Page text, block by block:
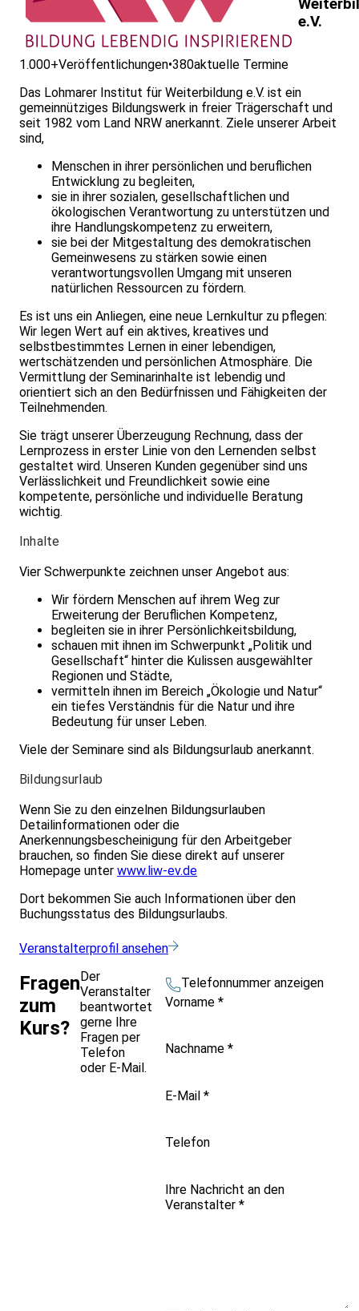
e.V.
1.000+Veröffentlichungen•380aktuelle Termine
Das Lohmarer Institut für Weiterbildung e.V. ist ein
gemeinnütziges Bildungswerk in freier Trägerschaft und
seit 1982 vom Land NRW anerkannt. Ziele unserer Arbeit
sind,
Menschen in ihrer persönlichen und beruflichen
Entwicklung zu begleiten,
sie in ihrer sozialen, gesellschaftlichen und
ökologischen Verantwortung zu unterstützen und
ihre Handlungskompetenz zu erweitern,
sie bei der Mitgestaltung des demokratischen
Gemeinwesens zu stärken sowie einen
verantwortungsvollen Umgang mit unseren
natürlichen Ressourcen zu fördern.
Es ist uns ein Anliegen, eine neue Lernkultur zu pflegen:
Wir legen Wert auf ein aktives, kreatives und
selbstbestimmtes Lernen in einer leben­digen,
wertschätzenden und persönlichen Atmosphäre. Die
Vermittlung der Seminarinhalte ist lebendig und
orientiert sich an den Bedürfnissen und Fähigkeiten der
Teilnehmenden.
Sie trägt unserer Überzeugung Rechnung, dass der
Lernprozess in erster Linie von den Lernenden selbst
gestaltet wird. Unseren Kunden gegenüber sind uns
Verlässlichkeit und Freundlichkeit sowie eine
kompetente, persönliche und individuelle Beratung
wichtig.
Inhalte
Vier Schwerpunkte zeichnen unser Angebot aus:
Wir fördern Menschen auf ihrem Weg zur
Erweiterung der Beruflichen Kompetenz,
begleiten sie in ihrer Persönlichkeitsbildung,
schauen mit ihnen im Schwerpunkt „Politik und
Gesellschaft“ hinter die Kulissen ausgewählter
Regionen und Städte,
vermitteln ihnen im Bereich „Ökologie und Natur“
ein tiefes Verständnis für die Natur und ihre
Bedeutung für unser Leben.
Viele der Seminare sind als Bildungsurlaub anerkannt.
Bildungsurlaub
Wenn Sie zu den einzelnen Bildungsurlauben
Detailinformationen oder die
Anerkennungsbescheinigung für den Arbeitgeber
brauchen, so finden Sie diese direkt auf unserer
Homepage unter www.liw-ev.de
Dort bekommen Sie auch Informationen über den
Buchungsstatus des Bildungsurlaubs.
Veranstalterprofil ansehen
Fragen
zum
Kurs?
Der
Veranstalter
beantwortet
gerne Ihre
Fragen per
Telefon
oder E-Mail.
Telefonnummer anzeigen
Vorname *
Nachname *
E-Mail *
Telefon
Ihre Nachricht an den
Veranstalter *